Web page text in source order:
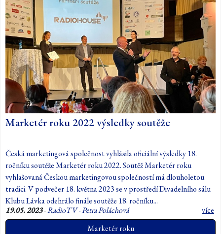
Marketér roku 2022 výsledky soutěže
Česká marketingová společnost vyhlásila oficiální výsledky 18.
ročníku soutěže Marketér roku 2022. Soutěž Marketér roku
vyhlašovaná Českou marketingovou společností má dlouholetou
tradici. V podvečer 18. května 2023 se v prostředí Divadelního sálu
Klubu Lávka odehrálo finále soutěže 18. ročníku...
19.05. 2023-RadioTV - Petra Poláchová
více
Marketér roku